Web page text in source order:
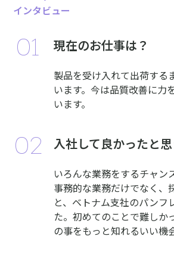
インタビュー
現在のお仕事は？
製品を受け入れて出荷する
います。今は品質改善に力
います。
入社して良かったと
いろんな業務をするチャン
事務的な業務だけでなく、
と、ベトナム支社のパンフ
た。初めてのことで難しか
の事をもっと知れるいい機